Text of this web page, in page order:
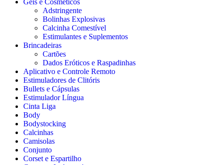
Adstringente
Bolinhas Explosivas
Calcinha Comestível
Estimulantes e Suplementos
Brincadeiras
Cartões
Dados Eróticos e Raspadinhas
Aplicativo e Controle Remoto
Estimuladores de Clitóris
Bullets e Cápsulas
Estimulador Língua
Cinta Liga
Body
Bodystocking
Calcinhas
Camisolas
Conjunto
Corset e Espartilho